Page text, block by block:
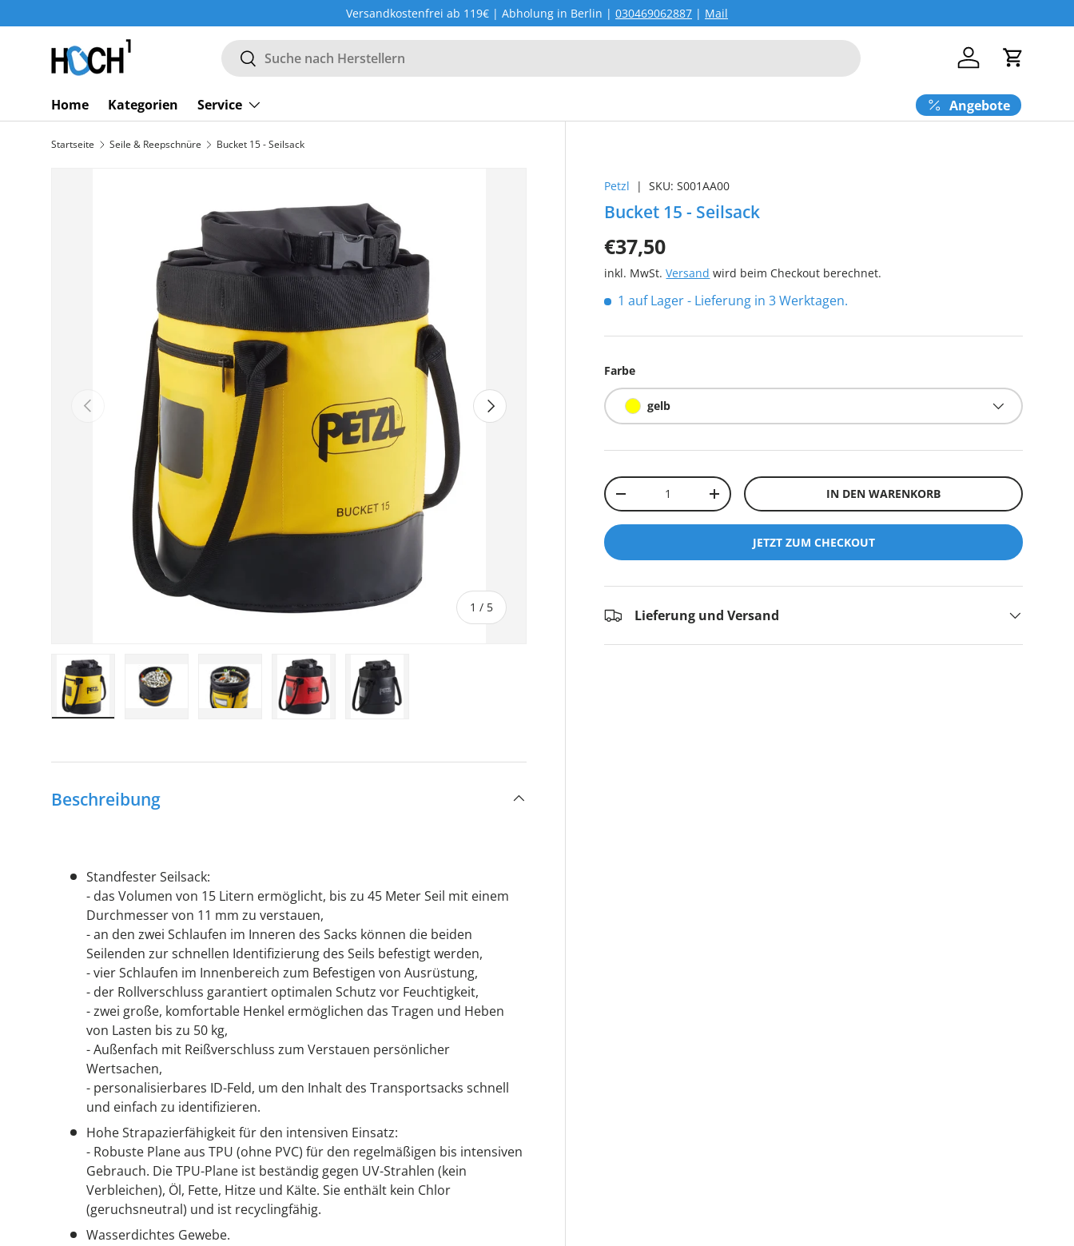
DIREKT ZUM INHALT
Versandkostenfrei ab 119€ | Abholung in Berlin | 030469062887 | Mail
Suchen
Suchen Einloggen
Home Kategorien Service Angebote
Startseite Seile & Reepschnüre Bucket 15 - Seilsack
VORHERIGE
1 / von
5
NÄCHSTE
Petzl |SKU:S001AA00
Bucket 15 - Seilsack
€37,50
inkl. MwSt.Versand wird beim Checkout berechnet.
1 auf Lager - Lieferung in 3 Werktagen.
Farbe
gelb
Anzahl
-
+ IN DEN WARENKORB
JETZT ZUM CHECKOUT
Lieferung und Versand
Beschreibung
Standfester Seilsack:
- das Volumen von 15 Litern ermöglicht, bis zu 45 Meter Seil mit einem
Durchmesser von 11 mm zu verstauen,
- an den zwei Schlaufen im Inneren des Sacks können die beiden
Seilenden zur schnellen Identifizierung des Seils befestigt werden,
- vier Schlaufen im Innenbereich zum Befestigen von Ausrüstung,
- der Rollverschluss garantiert optimalen Schutz vor Feuchtigkeit,
- zwei große, komfortable Henkel ermöglichen das Tragen und Heben
von Lasten bis zu 50 kg,
- Außenfach mit Reißverschluss zum Verstauen persönlicher
Wertsachen,
- personalisierbares ID-Feld, um den Inhalt des Transportsacks schnell
und einfach zu identifizieren.
Hohe Strapazierfähigkeit für den intensiven Einsatz:
- Robuste Plane aus TPU (ohne PVC) für den regelmäßigen bis intensiven
Gebrauch. Die TPU-Plane ist beständig gegen UV-Strahlen (kein
Verbleichen), Öl, Fette, Hitze und Kälte. Sie enthält kein Chlor
(geruchsneutral) und ist recyclingfähig.
Wasserdichtes Gewebe.